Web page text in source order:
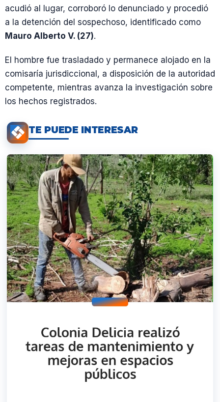
acudió al lugar, corroboró lo denunciado y procedió
a la detención del sospechoso, identificado como
Mauro Alberto V. (27).
El hombre fue trasladado y permanece alojado en la
comisaría jurisdiccional, a disposición de la autoridad
competente, mientras avanza la investigación sobre
los hechos registrados.
TE PUEDE INTERESAR